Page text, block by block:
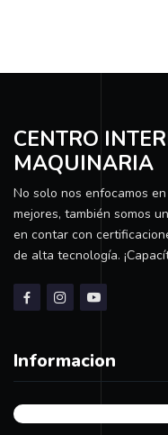
CENTRO
MAQUINARIA
No solo nos enfocamos
mejores, también somos
en contar con
de alta tecnología.
Informacion